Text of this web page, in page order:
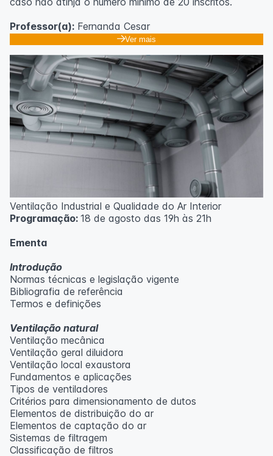
Professor(a): Fernanda Cesar
Ver mais
Ventilação Industrial e Qualidade do Ar Interior
Programação: 18 de agosto das 19h às 21h
Ementa
Introdução
Normas técnicas e legislação vigente
Bibliografia de referência
Termos e definições
Ventilação natural
Ventilação mecânica
Ventilação geral diluidora
Ventilação local exaustora
Fundamentos e aplicações
Tipos de ventiladores
Critérios para dimensionamento de dutos
Elementos de distribuição do ar
Elementos de captação do ar
Sistemas de filtragem
Classificação de filtros